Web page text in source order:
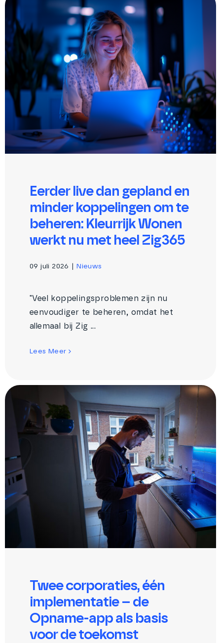
Eerder live dan gepland en
minder koppelingen om te
beheren: Kleurrijk Wonen
werkt nu met heel Zig365
09 juli 2026 Nieuws
"Veel koppelingsproblemen zijn nu
eenvoudiger te beheren, omdat het
allemaal bij Zig ...
Lees Meer
Twee corporaties, één
implementatie – de
Opname-app als basis
voor de toekomst